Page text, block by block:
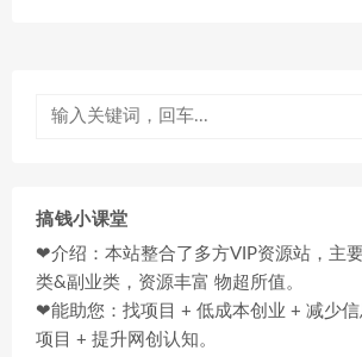
搞钱小课堂
❤介绍：本站整合了多方VIP资源站，主
类&副业类，资源丰富 物超所值。
❤能助您：找项目 + 低成本创业 + 减少
项目 + 提升网创认知。